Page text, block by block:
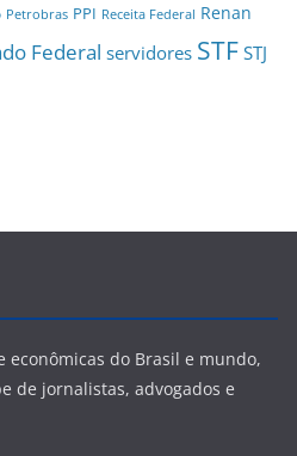
Petrobras PPI Receita Federal Renan
Federal servidores STF STJ
econômicas do Brasil e mundo,
de jornalistas, advogados e